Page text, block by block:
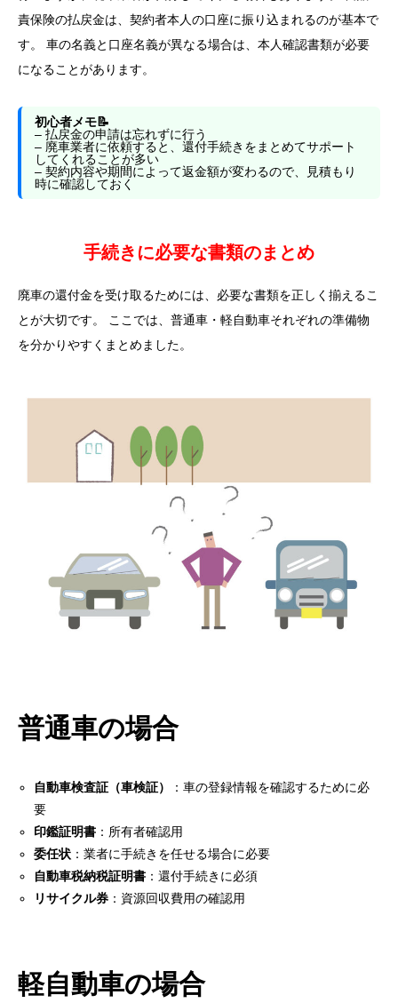
責保険の払戻金は、契約者本人の口座に振り込まれるのが基本で
す。 車の名義と口座名義が異なる場合は、本人確認書類が必要
になることがあります。
初心者メモ📝
– 払戻金の申請は忘れずに行う
– 廃車業者に依頼すると、還付手続きをまとめてサポート
してくれることが多い
– 契約内容や期間によって返金額が変わるので、見積もり
時に確認しておく
手続きに必要な書類のまとめ
廃車の還付金を受け取るためには、必要な書類を正しく揃えるこ
とが大切です。 ここでは、普通車・軽自動車それぞれの準備物
を分かりやすくまとめました。
普通車の場合
自動車検査証（車検証）
：車の登録情報を確認するために必
要
印鑑証明書 ：所有者確認用
委任状 ：業者に手続きを任せる場合に必要
自動車税納税証明書 ：還付手続きに必須
リサイクル券 ：資源回収費用の確認用
軽自動車の場合